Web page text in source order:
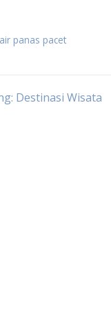
panas pacet
Destinasi Wisata